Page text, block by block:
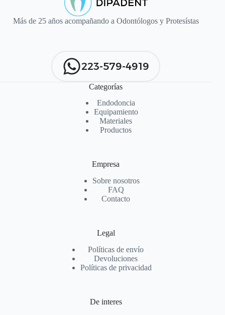
Más de 25 años acompañando a Odontólogos y Protesístas
223-579-4919
Categorías
Endodoncia
Equipamiento
Materiales
Productos
Empresa
Sobre nosotros
FAQ
Contacto
Legal
Políticas de envío
Devoluciones
Políticas de privacidad
De interes